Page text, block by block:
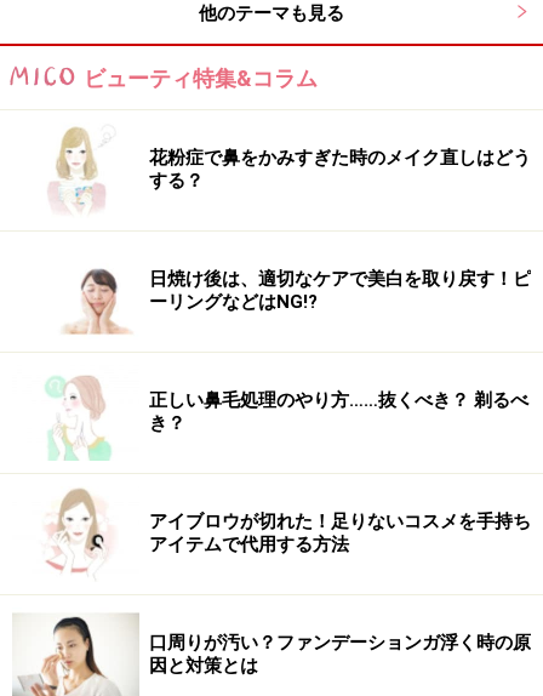
てあげたい。ベッドの上でもケアできるマッサージ法を
しっかりした技術を習得するところがなかったそうで
す。そして、巡りあったのがイギリスのL.C.I.C.I.でした。
宮崎さんは渡英し、ナレンドラ氏にインドのセラピーを
学び、“Best Student”の称号を与えられました。
町に一人、チャンピサージができる人を
認定インディアンヘッドマッサージ トレーニングコース
をはじめ、多くの認定講師や認定セラピストが養成され
ています。「日本もインドのように、町に一人、チャン
ピサージができる人がいて、日常的に気軽にチャンピサ
ージが受けられるようになれば」と、宮崎さんは日々忙
しく飛び回っておられます。
「触る・触れるというのは、動物には必要なこと。触れ
ることが大事」と宮崎さんは言います。頭はいつも外に
出ていて、触れるのは簡単。頭をなでてあげるだけで、
他のテーマも見る
ビューティ特集&コラム
花粉症で鼻をかみすぎた時のメイク直しはどう
する？
日焼け後は、適切なケアで美白を取り戻す！ピ
ーリングなどはNG!?
正しい鼻毛処理のやり方……抜くべき？ 剃るべ
き？
アイブロウが切れた！足りないコスメを手持ち
アイテムで代用する方法
口周りが汚い？ファンデーションガ浮く時の原
因と対策とは